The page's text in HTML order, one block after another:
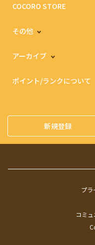
COCORO STORE
その他
アーカイブ
ポイント/ランクについて
新規登録
プラ
コミ